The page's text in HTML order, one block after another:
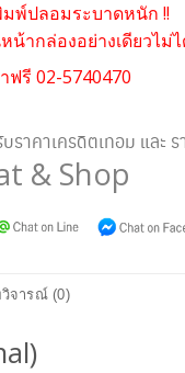
พ์ปลอมระบาดหนัก !!
น้ากล่องอย่างเดียวไม่
ฟรี 02-5740470
ราคาเครดิตเทอม และ
& Shop
จารณ์ (0)